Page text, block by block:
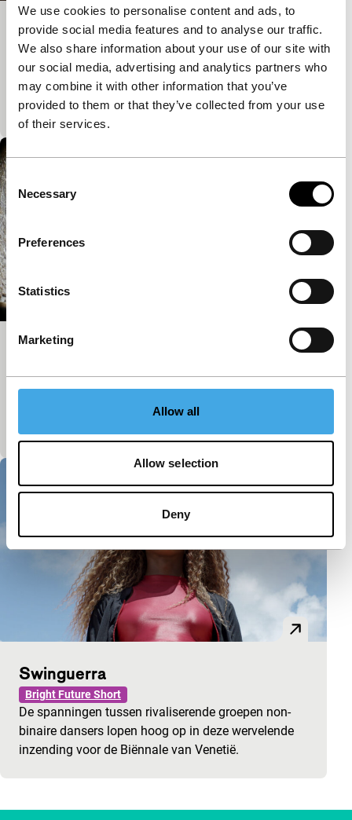
We use cookies to personalise content and ads, to
provide social media features and to analyse our traffic.
We also share information about your use of our site with
our social media, advertising and analytics partners who
may combine it with other information that you’ve
provided to them or that they’ve collected from your use
of their services.
Consent
Selection
Necessary
Preferences
Statistics
Marketing
Allow all
Allow selection
Deny
Bled Out – Ausgeblutet
Bright Future Short
Een viering van vrouwelijkheid na de menopauze.
Gesterkt door de terugkeer van hun menstruatie
heroveren deze vrouwen hun erotische kracht.
Bright Future Short
Gaten, gescheurde jeans, open mijngroeves en een
ongelovige Thomas. Deze obsessie met gaten loopt
Swinguerra
Bright Future Short
De spanningen tussen rivaliserende groepen non-
binaire dansers lopen hoog op in deze wervelende
inzending voor de Biënnale van Venetië.